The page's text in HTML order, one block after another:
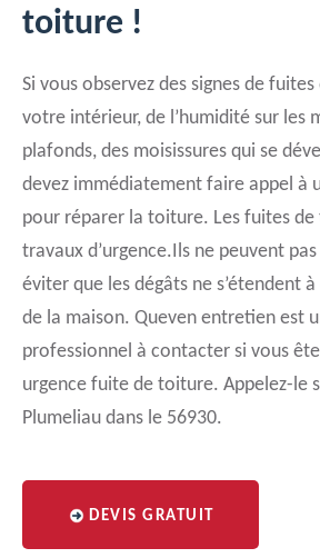
toiture !
Si vous observez des signes de
votre intérieur, de l’humidité sur les
plafonds, des moisissures qui se
devez immédiatement faire appel à
pour réparer la toiture. Les fuites
travaux d’urgence.Ils ne peuvent
éviter que les dégâts ne s’étendent
de la maison. Queven entretien est
professionnel à contacter si vous
urgence fuite de toiture. Appelez-le
Plumeliau dans le 56930.
DEVIS GRATUIT